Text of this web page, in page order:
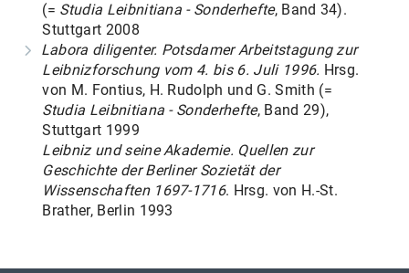
(= Studia Leibnitiana - Sonderhefte, Band 34).
Stuttgart 2008
Labora diligenter. Potsdamer Arbeitstagung zur
Leibnizforschung vom 4. bis 6. Juli 1996. Hrsg.
von M. Fontius, H. Rudolph und G. Smith (=
Studia Leibnitiana - Sonderhefte, Band 29),
Stuttgart 1999
Leibniz und seine Akademie. Quellen zur
Geschichte der Berliner Sozietät der
Wissenschaften 1697-1716. Hrsg. von H.-St.
Brather, Berlin 1993